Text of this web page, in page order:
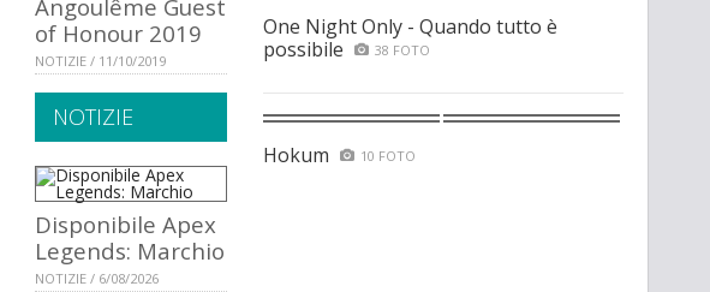
Angoulême Guest
of Honour 2019
NOTIZIE / 11/10/2019
NOTIZIE
Disponibile Apex
Legends: Marchio
NOTIZIE / 6/08/2026
One Night Only - Quando tutto è
possibile
38 FOTO
Hokum 10 FOTO